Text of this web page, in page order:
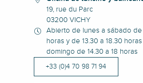
19, rue du Parc
03200 VICHY
Abierto de lunes a sábado de
horas y de 13.30 a 18.30
domingo de 14.30 a 18 horas
+33 (0)4 70 98 71 94